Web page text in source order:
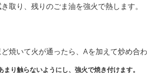
取り、残りのごま油を強火で熱します。
焼いて火が通ったら、Aを加えて炒め合わ
り触らないようにし、強火で焼き付けます。